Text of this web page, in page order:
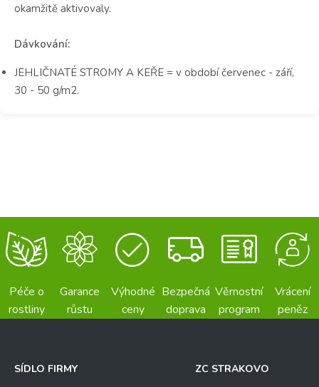
okamžitě aktivovaly.
Dávkování:
JEHLIČNATÉ STROMY A KEŘE = v období červenec - září,
30 - 50 g/m2.
Péče o
rostliny
Garance
růstu
Výhodné
ceny
Bezpečná
doprava
Věrnostní
program
Vrácení
peněz
SÍDLO FIRMY
ZC STRAKOVO